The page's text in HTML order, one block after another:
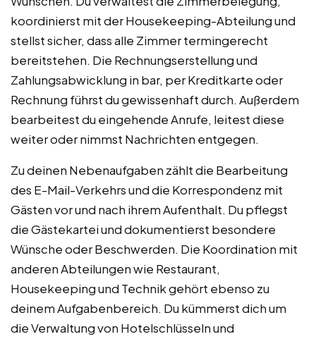
koordinierst mit der Housekeeping-Abteilung und
stellst sicher, dass alle Zimmer termingerecht
bereitstehen. Die Rechnungserstellung und
Zahlungsabwicklung in bar, per Kreditkarte oder
Rechnung führst du gewissenhaft durch. Außerdem
bearbeitest du eingehende Anrufe, leitest diese
weiter oder nimmst Nachrichten entgegen.
Zu deinen Nebenaufgaben zählt die Bearbeitung
des E-Mail-Verkehrs und die Korrespondenz mit
Gästen vor und nach ihrem Aufenthalt. Du pflegst
die Gästekartei und dokumentierst besondere
Wünsche oder Beschwerden. Die Koordination mit
anderen Abteilungen wie Restaurant,
Housekeeping und Technik gehört ebenso zu
deinem Aufgabenbereich. Du kümmerst dich um
die Verwaltung von Hotelschlüsseln und